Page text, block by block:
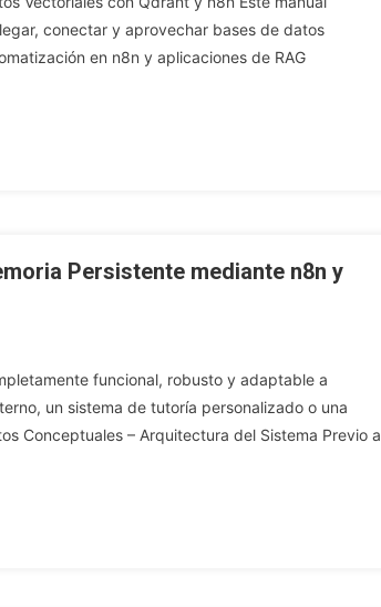
conectar y aprovechar bases de datos
en n8n y aplicaciones de RAG
Persistente mediante n8n y
funcional, robusto y adaptable a
un sistema de tutoría personalizado o una
Conceptuales – Arquitectura del Sistema Previo a